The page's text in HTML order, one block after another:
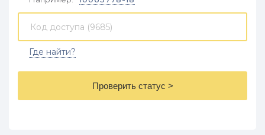
Где найти?
Проверить статус >